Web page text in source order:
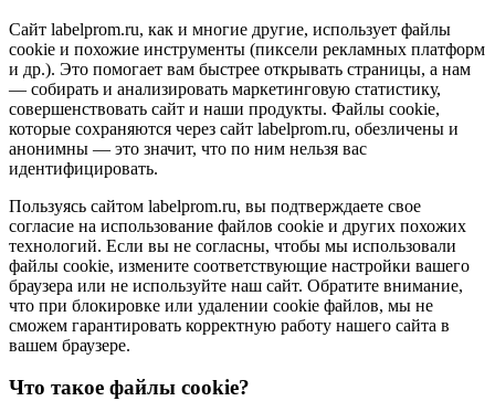
Сайт labelprom.ru, как и многие другие, использует файлы
cookie и похожие инструменты (пиксели рекламных платформ
и др.). Это помогает вам быстрее открывать страницы, а нам
— собирать и анализировать маркетинговую статистику,
совершенствовать сайт и наши продукты. Файлы сookie,
которые сохраняются через сайт labelprom.ru, обезличены и
анонимны — это значит, что по ним нельзя вас
идентифицировать.
Пользуясь сайтом labelprom.ru, вы подтверждаете свое
согласие на использование файлов cookie и других похожих
технологий. Если вы не согласны, чтобы мы использовали
файлы cookie, измените соответствующие настройки вашего
браузера или не используйте наш сайт. Обратите внимание,
что при блокировке или удалении cookie файлов, мы не
сможем гарантировать корректную работу нашего сайта в
вашем браузере.
Что такое файлы cookie?